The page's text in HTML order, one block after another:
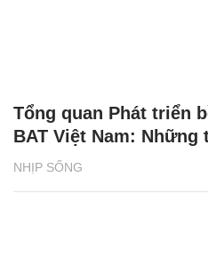
NHỊP SỐNG
Tổng quan Phát triển
BAT Việt Nam: